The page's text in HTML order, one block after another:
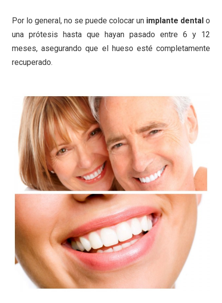
Por lo general, no se puede colocar un implante dental o
una prótesis hasta que hayan pasado entre 6 y 12
meses, asegurando que el hueso esté completamente
recuperado.